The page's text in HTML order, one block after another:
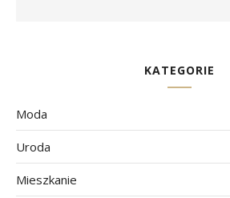
KATEGORIE
Moda
Uroda
Mieszkanie